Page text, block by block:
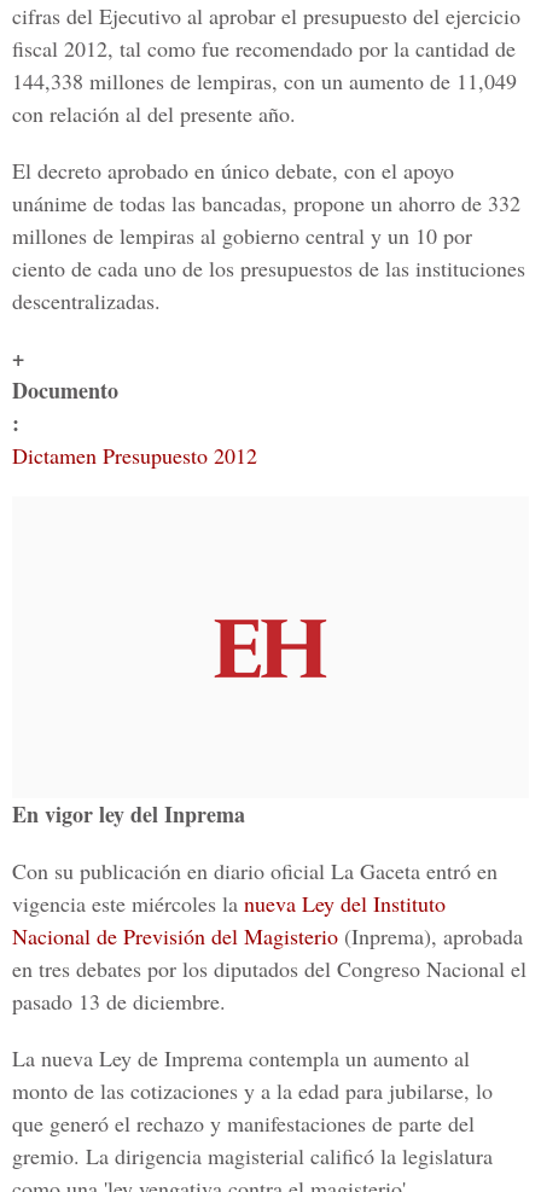
cifras del Ejecutivo al aprobar el presupuesto del ejercicio
fiscal 2012, tal como fue recomendado por la cantidad de
144,338 millones de lempiras, con un aumento de 11,049
con relación al del presente año.
El decreto aprobado en único debate, con el apoyo
unánime de todas las bancadas, propone un ahorro de 332
millones de lempiras al gobierno central y un 10 por
ciento de cada uno de los presupuestos de las instituciones
descentralizadas.
+
Documento
:
Dictamen Presupuesto 2012
En vigor ley del Inprema
Con su publicación en diario oficial La Gaceta entró en
vigencia este miércoles la nueva Ley del Instituto
Nacional de Previsión del Magisterio (Inprema), aprobada
en tres debates por los diputados del Congreso Nacional el
pasado 13 de diciembre.
La nueva Ley de Imprema contempla un aumento al
monto de las cotizaciones y a la edad para jubilarse, lo
que generó el rechazo y manifestaciones de parte del
gremio. La dirigencia magisterial calificó la legislatura